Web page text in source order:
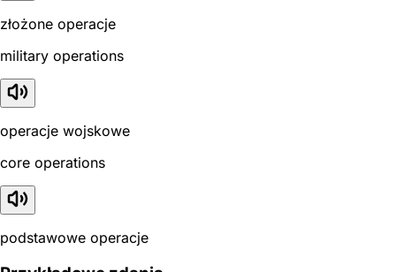
złożone operacje
military operations
operacje wojskowe
core operations
podstawowe operacje